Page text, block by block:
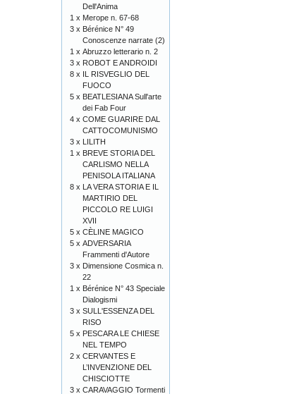
Dell'Anima
1 x Merope n. 67-68
3 x Bérénice N° 49
Conoscenze narrate (2)
1 x Abruzzo letterario n. 2
3 x ROBOT E ANDROIDI
8 x IL RISVEGLIO DEL
FUOCO
5 x BEATLESIANA Sull'arte
dei Fab Four
4 x COME GUARIRE DAL
CATTOCOMUNISMO
3 x LILITH
1 x BREVE STORIA DEL
CARLISMO NELLA
PENISOLA ITALIANA
8 x LA VERA STORIA E IL
MARTIRIO DEL
PICCOLO RE LUIGI
XVII
5 x CÈLINE MAGICO
5 x ADVERSARIA
Frammenti d'Autore
3 x Dimensione Cosmica n.
22
1 x Bérénice N° 43 Speciale
Dialogismi
3 x SULL'ESSENZA DEL
RISO
5 x PESCARA LE CHIESE
NEL TEMPO
2 x CERVANTES E
L’INVENZIONE DEL
CHISCIOTTE
3 x CARAVAGGIO Tormenti